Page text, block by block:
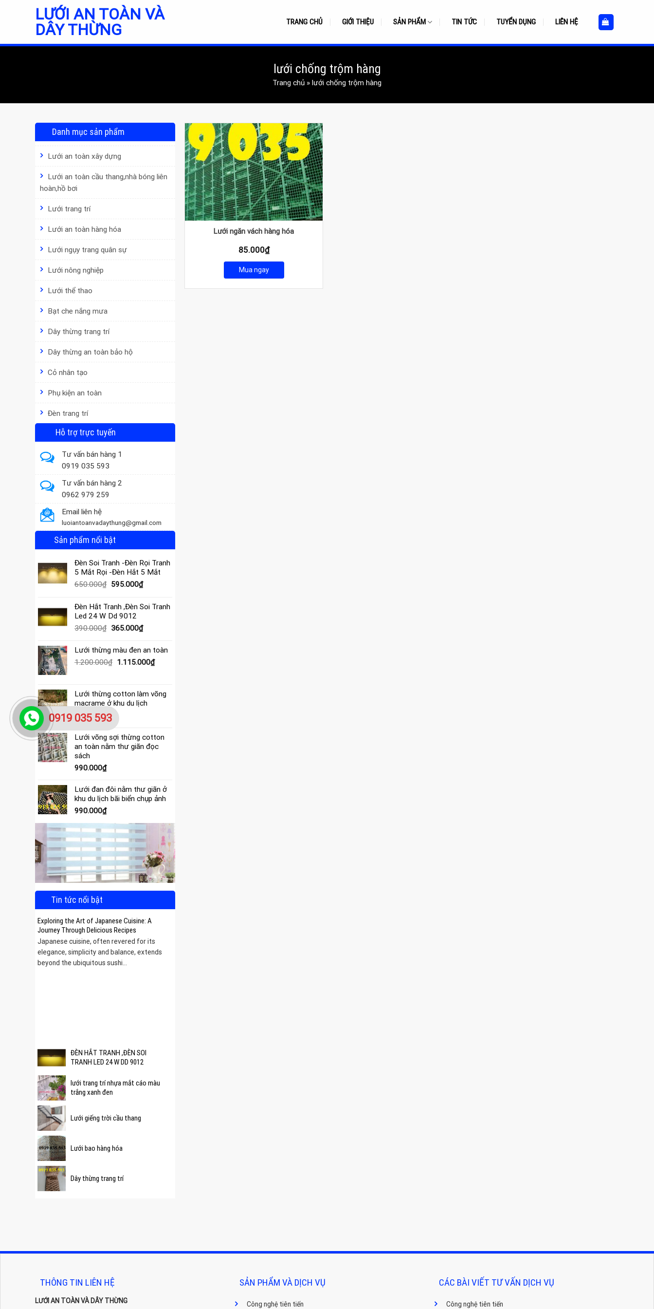
LƯỚI AN TOÀN VÀ
DÂY THỪNG
TRANG CHỦ GIỚI THIỆU SẢN PHẨM TIN TỨC TUYỂN DỤNG LIÊN HỆ
lưới chống trộm hàng
Trang chủ » lưới chống trộm hàng
Danh mục sản phẩm
Lưới an toàn xây dựng
Lưới an toàn cầu thang,nhà bóng liên
hoàn,hồ bơi
Lưới trang trí
Lưới an toàn hàng hóa
Lưới ngụy trang quân sự
Lưới nông nghiệp
Lưới thể thao
Bạt che nắng mưa
Dây thừng trang trí
Dây thừng an toàn bảo hộ
Cỏ nhân tạo
Phụ kiện an toàn
Đèn trang trí
Hỗ trợ trực tuyến
Tư vấn bán hàng 1
0919 035 593
Tư vấn bán hàng 2
0962 979 259
Email liên hệ
luoiantoanvadaythung@gmail.com
Sản phẩm nổi bật
Đèn Soi Tranh -Đèn Rọi Tranh
5 Mắt Rọi -Đèn Hắt 5 Mắt
650.000₫ Giá
là:
650.000₫.
595.000₫Giá
tại
595.000₫.
Đèn Hắt Tranh ,Đèn Soi Tranh
Led 24 W Dd 9012
390.000₫ Giá
là:
390.000₫.
365.000₫Giá
tại
là:
365.000₫.
Lưới thừng màu đen an toàn
1.200.000₫ Giá
1.200.000₫.
1.115.000₫Giá
là:
Lưới thừng cotton làm võng
macrame ở khu du lịch
4.000.000₫
Lưới võng sợi thừng cotton
an toàn nằm thư giãn đọc
sách
990.000₫
Lưới đan đôi nằm thư giãn ở
khu du lịch bãi biển chụp ảnh
990.000₫
Tin tức nổi bật
Exploring the Art of Japanese Cuisine: A
Journey Through Delicious Recipes
Japanese cuisine, often revered for its
elegance, simplicity and balance, extends
beyond the ubiquitous sushi...
ĐÈN HẮT TRANH ,ĐÈN SOI
TRANH LED 24 W DD 9012
lưới trang trí nhựa mắt cáo màu
trắng xanh đen
Lưới giếng trời cầu thang
Lưới bao hàng hóa
Dây thừng trang trí
Lưới ngăn vách hàng hóa
85.000₫
Mua ngay
THÔNG TIN LIÊN HỆ
LƯỚI AN TOÀN VÀ DÂY THỪNG
SẢN PHẨM VÀ DỊCH VỤ
Công nghệ tiên tiến
CÁC BÀI VIẾT TƯ VẤN DỊCH VỤ
Công nghệ tiên tiến
0919 035 593